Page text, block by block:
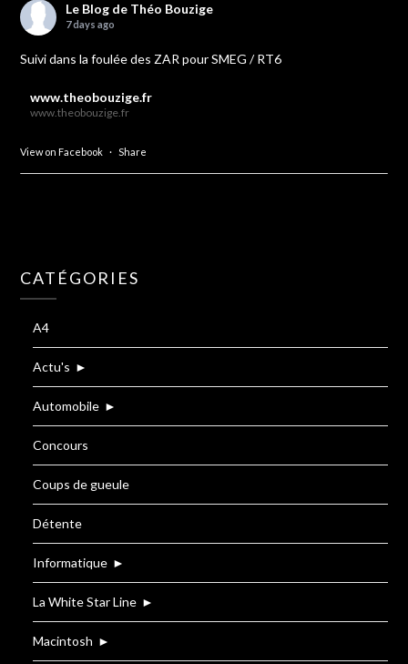
Le Blog de Théo Bouzige
7 days ago
Suivi dans la foulée des ZAR pour SMEG / RT6
www.theobouzige.fr
www.theobouzige.fr
View on Facebook · Share
CATÉGORIES
A4
Actu's ►
Automobile ►
Concours
Coups de gueule
Détente
Informatique ►
La White Star Line ►
Macintosh ►